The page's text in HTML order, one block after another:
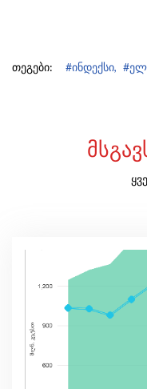
თეგები: #ინდექსი,